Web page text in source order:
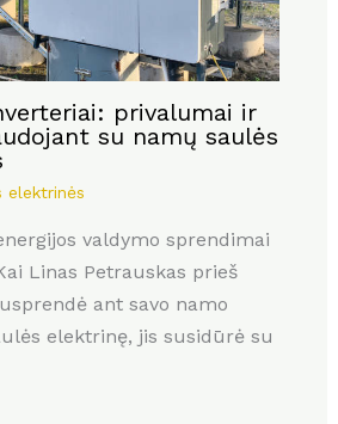
privalumai ir
su namų saulės
elektrinės
valdymo sprendimai
Linas Petrauskas prieš
ant savo namo
elektrinę, jis susidūrė su